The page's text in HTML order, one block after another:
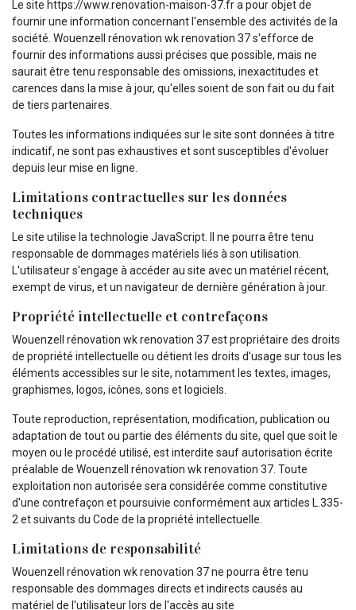
Le site https://www.renovation-maison-37.fr a pour objet de
fournir une information concernant l'ensemble des activités de la
société. Wouenzell rénovation wk renovation 37 s'efforce de
fournir des informations aussi précises que possible, mais ne
saurait être tenu responsable des omissions, inexactitudes et
carences dans la mise à jour, qu'elles soient de son fait ou du fait
de tiers partenaires.
Toutes les informations indiquées sur le site sont données à titre
indicatif, ne sont pas exhaustives et sont susceptibles d'évoluer
depuis leur mise en ligne.
Limitations contractuelles sur les données
techniques
Le site utilise la technologie JavaScript. Il ne pourra être tenu
responsable de dommages matériels liés à son utilisation.
L'utilisateur s'engage à accéder au site avec un matériel récent,
exempt de virus, et un navigateur de dernière génération à jour.
Propriété intellectuelle et contrefaçons
Wouenzell rénovation wk renovation 37 est propriétaire des droits
de propriété intellectuelle ou détient les droits d'usage sur tous les
éléments accessibles sur le site, notamment les textes, images,
graphismes, logos, icônes, sons et logiciels.
Toute reproduction, représentation, modification, publication ou
adaptation de tout ou partie des éléments du site, quel que soit le
moyen ou le procédé utilisé, est interdite sauf autorisation écrite
préalable de Wouenzell rénovation wk renovation 37. Toute
exploitation non autorisée sera considérée comme constitutive
d'une contrefaçon et poursuivie conformément aux articles L.335-
2 et suivants du Code de la propriété intellectuelle.
Limitations de responsabilité
Wouenzell rénovation wk renovation 37 ne pourra être tenu
responsable des dommages directs et indirects causés au
matériel de l'utilisateur lors de l'accès au site